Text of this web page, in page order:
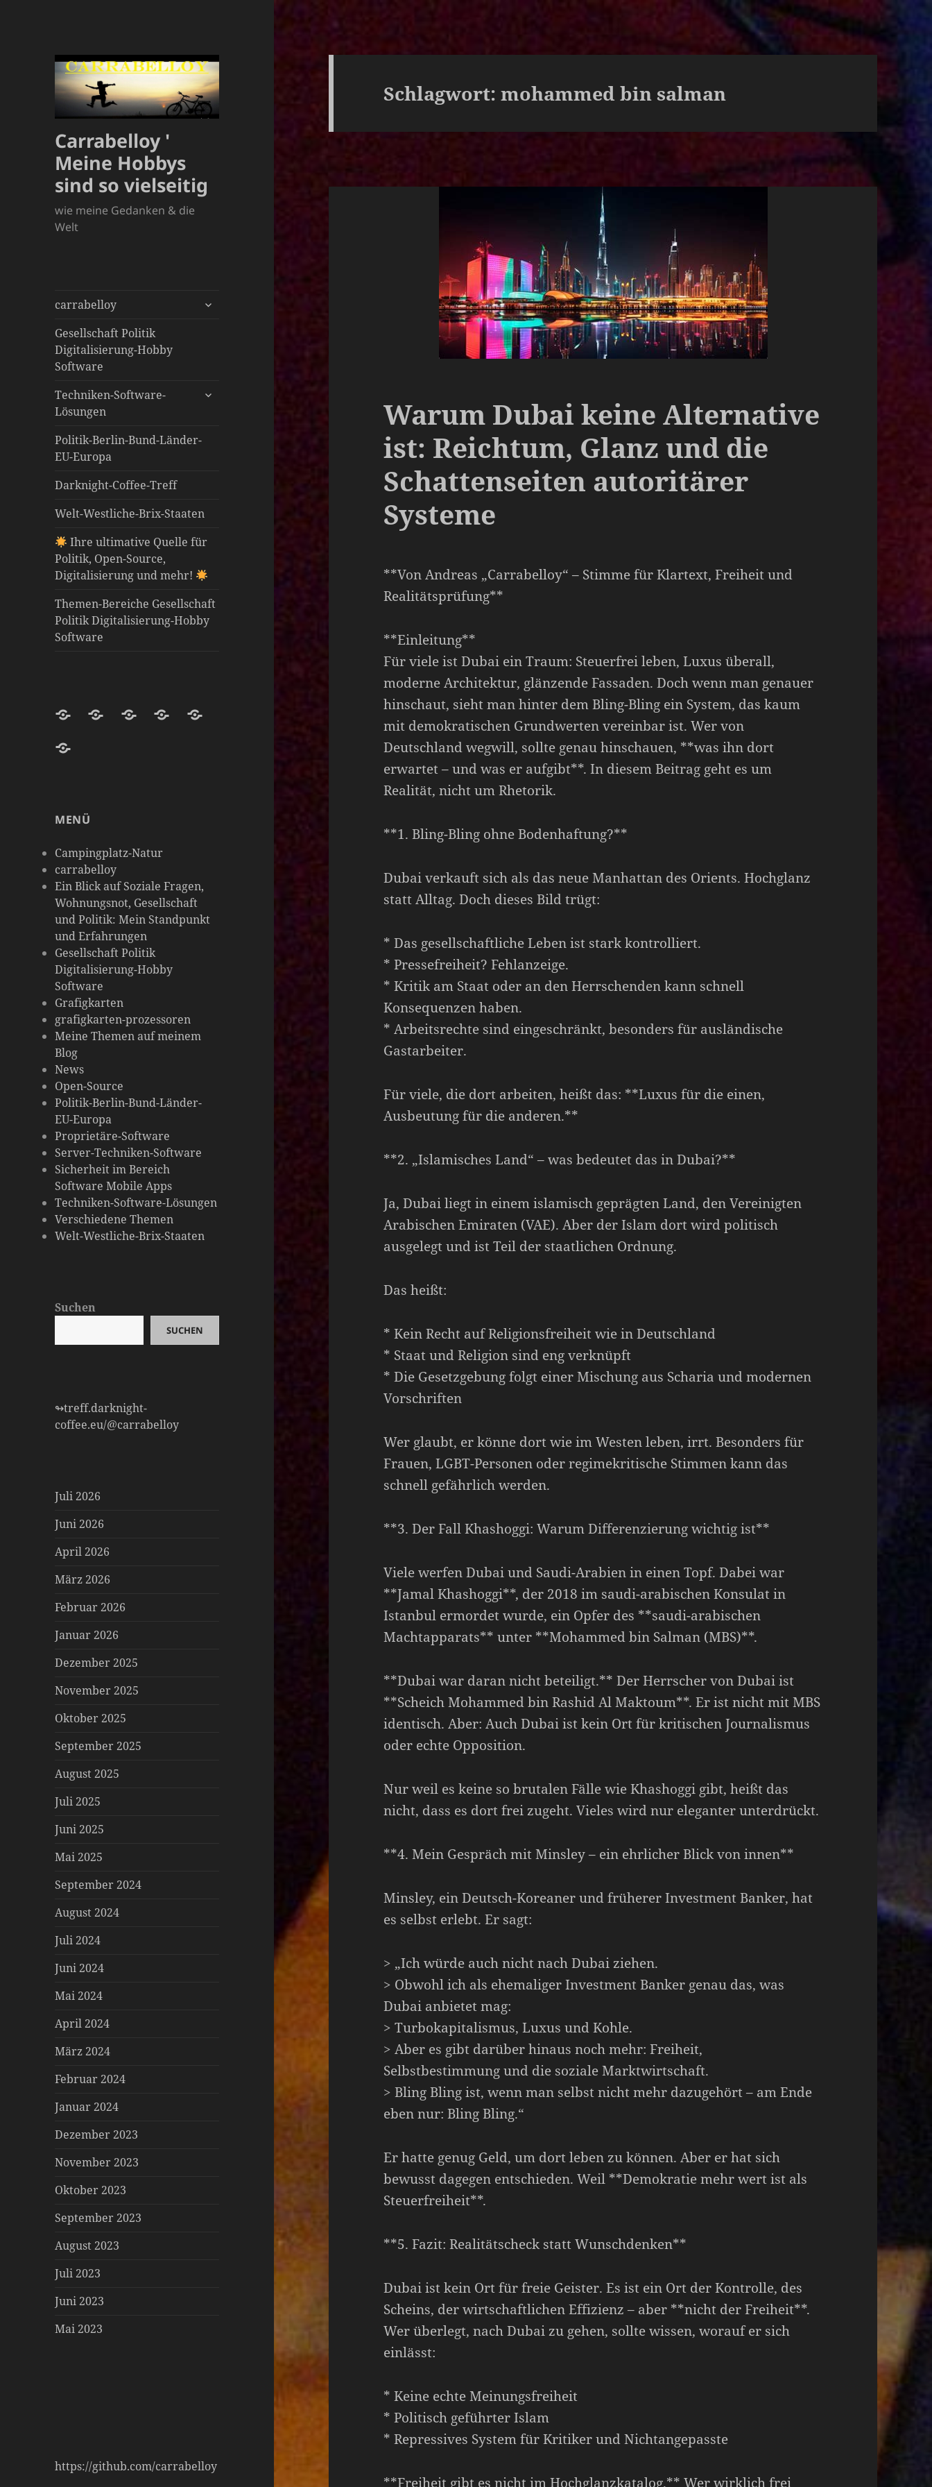
Carrabelloy '
Meine Hobbys
sind so vielseitig
wie meine Gedanken & die
Welt
carrabelloy
untermenü
Gesellschaft Politik
Digitalisierung-Hobby
Software
Techniken-Software-
Lösungen
untermenü
Politik-Berlin-Bund-Länder-
EU-Europa
Darknight-Coffee-Treff
Welt-Westliche-Brix-Staaten
Ihre ultimative Quelle für
Politik, Open-Source,
Digitalisierung und mehr!
Themen-Bereiche Gesellschaft
Politik Digitalisierung-Hobby
Software
Darknight-
Netzwerk-
Willkommen
Plattform
DarknightDarknight-Carrabelloy
meine
Gedanken
matrix-
MENÜ
Campingplatz-Natur
carrabelloy
Ein Blick auf Soziale Fragen,
Wohnungsnot, Gesellschaft
und Politik: Mein Standpunkt
und Erfahrungen
Gesellschaft Politik
Digitalisierung-Hobby
Software
Grafigkarten
grafigkarten-prozessoren
Meine Themen auf meinem
Blog
News
Open-Source
Politik-Berlin-Bund-Länder-
EU-Europa
Proprietäre-Software
Server-Techniken-Software
Sicherheit im Bereich
Software Mobile Apps
Techniken-Software-Lösungen
Verschiedene Themen
Welt-Westliche-Brix-Staaten
Suchen
SUCHEN
↬treff.darknight-
coffee.eu/@carrabelloy
Juli 2026
Juni 2026
April 2026
März 2026
Februar 2026
Januar 2026
Dezember 2025
November 2025
Oktober 2025
September 2025
August 2025
Juli 2025
Juni 2025
Mai 2025
September 2024
August 2024
Juli 2024
Juni 2024
Mai 2024
April 2024
März 2024
Februar 2024
Januar 2024
Dezember 2023
November 2023
Oktober 2023
September 2023
August 2023
Juli 2023
Juni 2023
Mai 2023
https://github.com/carrabelloy
Schlagwort:mohammed bin salman
Warum Dubai keine Alternative
ist: Reichtum, Glanz und die
Schattenseiten autoritärer
Systeme
**Von Andreas „Carrabelloy“ – Stimme für Klartext, Freiheit und
Realitätsprüfung**
**Einleitung**
Für viele ist Dubai ein Traum: Steuerfrei leben, Luxus überall,
moderne Architektur, glänzende Fassaden. Doch wenn man genauer
hinschaut, sieht man hinter dem Bling-Bling ein System, das kaum
mit demokratischen Grundwerten vereinbar ist. Wer von
Deutschland wegwill, sollte genau hinschauen, **was ihn dort
erwartet – und was er aufgibt**. In diesem Beitrag geht es um
Realität, nicht um Rhetorik.
**1. Bling-Bling ohne Bodenhaftung?**
Dubai verkauft sich als das neue Manhattan des Orients. Hochglanz
statt Alltag. Doch dieses Bild trügt:
* Das gesellschaftliche Leben ist stark kontrolliert.
* Pressefreiheit? Fehlanzeige.
* Kritik am Staat oder an den Herrschenden kann schnell
Konsequenzen haben.
* Arbeitsrechte sind eingeschränkt, besonders für ausländische
Gastarbeiter.
Für viele, die dort arbeiten, heißt das: **Luxus für die einen,
Ausbeutung für die anderen.**
**2. „Islamisches Land“ – was bedeutet das in Dubai?**
Ja, Dubai liegt in einem islamisch geprägten Land, den Vereinigten
Arabischen Emiraten (VAE). Aber der Islam dort wird politisch
ausgelegt und ist Teil der staatlichen Ordnung.
Das heißt:
* Kein Recht auf Religionsfreiheit wie in Deutschland
* Staat und Religion sind eng verknüpft
* Die Gesetzgebung folgt einer Mischung aus Scharia und modernen
Vorschriften
Wer glaubt, er könne dort wie im Westen leben, irrt. Besonders für
Frauen, LGBT-Personen oder regimekritische Stimmen kann das
schnell gefährlich werden.
**3. Der Fall Khashoggi: Warum Differenzierung wichtig ist**
Viele werfen Dubai und Saudi-Arabien in einen Topf. Dabei war
**Jamal Khashoggi**, der 2018 im saudi-arabischen Konsulat in
Istanbul ermordet wurde, ein Opfer des **saudi-arabischen
Machtapparats** unter **Mohammed bin Salman (MBS)**.
**Dubai war daran nicht beteiligt.** Der Herrscher von Dubai ist
**Scheich Mohammed bin Rashid Al Maktoum**. Er ist nicht mit MBS
identisch. Aber: Auch Dubai ist kein Ort für kritischen Journalismus
oder echte Opposition.
Nur weil es keine so brutalen Fälle wie Khashoggi gibt, heißt das
nicht, dass es dort frei zugeht. Vieles wird nur eleganter unterdrückt.
**4. Mein Gespräch mit Minsley – ein ehrlicher Blick von innen**
Minsley, ein Deutsch-Koreaner und früherer Investment Banker, hat
es selbst erlebt. Er sagt:
> „Ich würde auch nicht nach Dubai ziehen.
> Obwohl ich als ehemaliger Investment Banker genau das, was
Dubai anbietet mag:
> Turbokapitalismus, Luxus und Kohle.
> Aber es gibt darüber hinaus noch mehr: Freiheit,
Selbstbestimmung und die soziale Marktwirtschaft.
> Bling Bling ist, wenn man selbst nicht mehr dazugehört – am Ende
eben nur: Bling Bling.“
Er hatte genug Geld, um dort leben zu können. Aber er hat sich
bewusst dagegen entschieden. Weil **Demokratie mehr wert ist als
Steuerfreiheit**.
**5. Fazit: Realitätscheck statt Wunschdenken**
Dubai ist kein Ort für freie Geister. Es ist ein Ort der Kontrolle, des
Scheins, der wirtschaftlichen Effizienz – aber **nicht der Freiheit**.
Wer überlegt, nach Dubai zu gehen, sollte wissen, worauf er sich
einlässt:
* Keine echte Meinungsfreiheit
* Politisch geführter Islam
* Repressives System für Kritiker und Nichtangepasste
**Freiheit gibt es nicht im Hochglanzkatalog.** Wer wirklich frei